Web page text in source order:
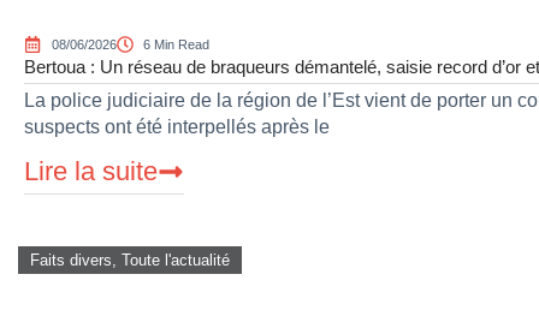
08/06/2026 6 Min Read
Bertoua : Un réseau de braqueurs démantelé, saisie record d’or
La police judiciaire de la région de l’Est vient de porter un
suspects ont été interpellés après le
Lire la suite
Faits divers Toute l'actualité